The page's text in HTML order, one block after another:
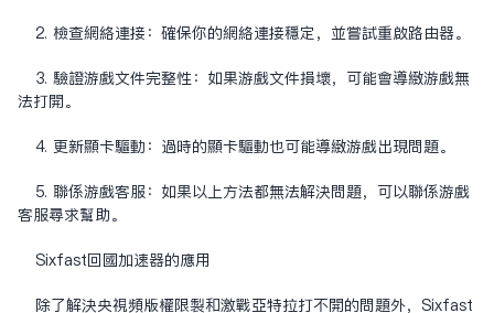
2. 检查网络连接：确保你的网络连接稳定，并尝试重启路由器。
3. 验证游戏文件完整性：如果游戏文件损坏，可能会导致游戏无
法打开。
4. 更新显卡驱动：过时的显卡驱动也可能导致游戏出现问题。
5. 联系游戏客服：如果以上方法都无法解决问题，可以联系游戏
客服寻求帮助。
Sixfast回国加速器的应用
除了解决央视频版权限制和激战亚特拉打不开的问题外，Sixfast